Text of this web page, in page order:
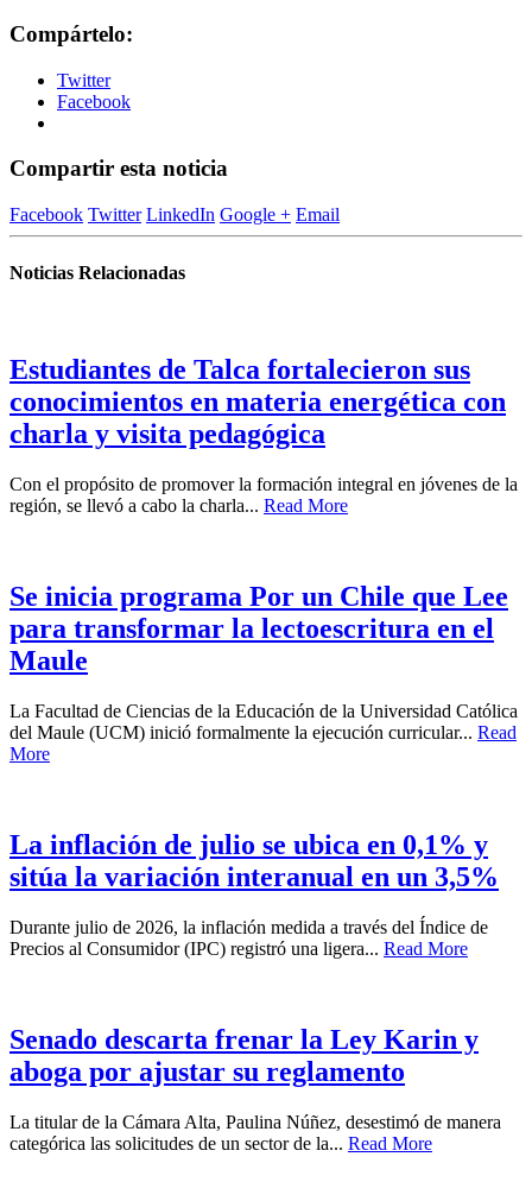
Compártelo:
Twitter
Facebook
Compartir esta noticia
Facebook Twitter LinkedIn Google + Email
Noticias Relacionadas
Estudiantes de Talca fortalecieron sus
conocimientos en materia energética con
charla y visita pedagógica
Con el propósito de promover la formación integral en jóvenes de la
región, se llevó a cabo la charla... Read More
Se inicia programa Por un Chile que Lee
para transformar la lectoescritura en el
Maule
La Facultad de Ciencias de la Educación de la Universidad Católica
del Maule (UCM) inició formalmente la ejecución curricular... Read
More
La inflación de julio se ubica en 0,1% y
sitúa la variación interanual en un 3,5%
Durante julio de 2026, la inflación medida a través del Índice de
Precios al Consumidor (IPC) registró una ligera... Read More
Senado descarta frenar la Ley Karin y
aboga por ajustar su reglamento
La titular de la Cámara Alta, Paulina Núñez, desestimó de manera
categórica las solicitudes de un sector de la... Read More